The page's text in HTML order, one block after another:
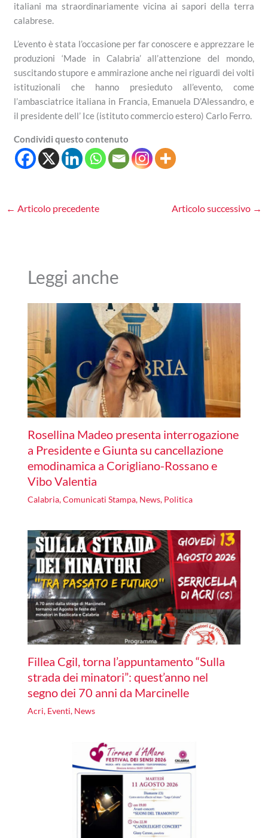
italiani ma straordinariamente vicina ai sapori della terra
calabrese.
L’evento è stata l’occasione per far conoscere e apprezzare le
produzioni ‘Made in Calabria’ all’attenzione del mondo,
suscitando stupore e ammirazione anche nei riguardi dei volti
istituzionali che hanno presieduto all’evento, come
l’ambasciatrice italiana in Francia, Emanuela D’Alessandro, e
il presidente dell’ Ice (istituto commercio estero) Carlo Ferro.
Condividi questo contenuto
← Articolo precedente Articolo successivo →
Leggi anche
Rosellina Madeo presenta interrogazione
a Presidente e Giunta su cancellazione
emodinamica a Corigliano-Rossano e
Vibo Valentia
Calabria,Comunicati Stampa, News, Politica
Fillea Cgil, torna l’appuntamento “Sulla
strada dei minatori”: quest’anno nel
segno dei 70 anni da Marcinelle
Acri, Eventi, News